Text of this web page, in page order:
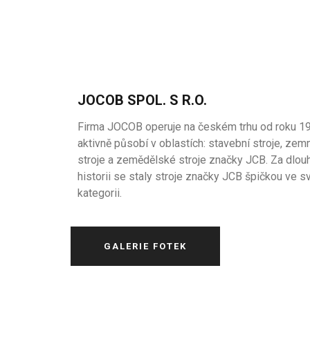
JOCOB SPOL. S R.O.
Firma JOCOB operuje na českém trhu od roku
aktivně působí v oblastích: stavební stroje,
stroje a zemědělské stroje značky JCB. Za
historii se staly stroje značky JCB špičkou ve
kategorii.
GALERIE FOTEK